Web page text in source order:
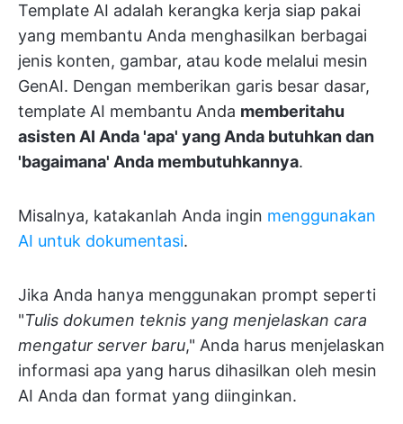
Template AI adalah kerangka kerja siap pakai
yang membantu Anda menghasilkan berbagai
jenis konten, gambar, atau kode melalui mesin
GenAI. Dengan memberikan garis besar dasar,
template AI membantu Anda memberitahu
asisten AI Anda 'apa' yang Anda butuhkan dan
'bagaimana' Anda membutuhkannya.
Misalnya, katakanlah Anda ingin menggunakan
AI untuk dokumentasi.
Jika Anda hanya menggunakan prompt seperti
"Tulis dokumen teknis yang menjelaskan cara
mengatur server baru," Anda harus menjelaskan
informasi apa yang harus dihasilkan oleh mesin
AI Anda dan format yang diinginkan.